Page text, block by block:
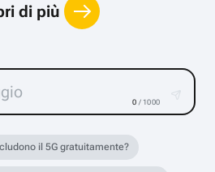
di più
0 / 1000
il 5G gratuitamente?